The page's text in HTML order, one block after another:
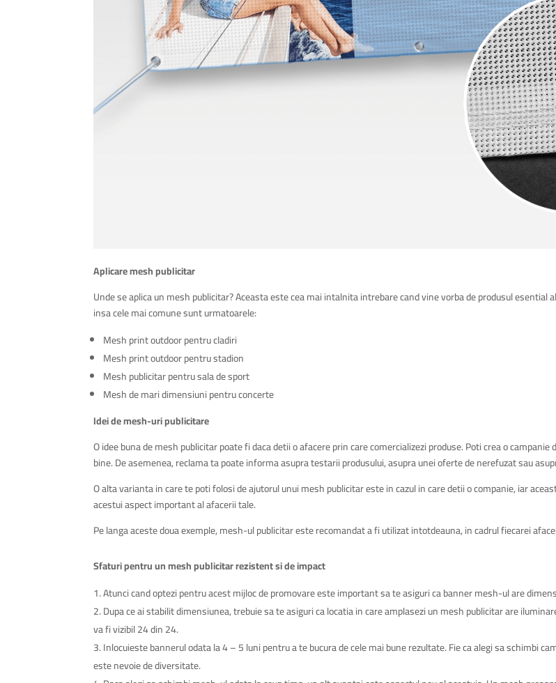
Aplicare mesh publicitar
Unde se aplica un mesh publicitar? Aceasta este cea mai intalnita intrebare cand vine vorba de produsul
insa cele mai comune sunt urmatoarele:
Mesh print outdoor pentru cladiri
Mesh print outdoor pentru stadion
Mesh publicitar pentru sala de sport
Mesh de mari dimensiuni pentru concerte
Idei de mesh-uri publicitare
O idee buna de mesh publicitar poate fi daca detii o afacere prin care comercializezi produse. Poti crea o
bine. De asemenea, reclama ta poate informa asupra testarii produsului, asupra unei oferte de nerefuzat sau
O alta varianta in care te poti folosi de ajutorul unui mesh publicitar este in cazul in care detii o companie, iar
acestui aspect important al afacerii tale.
Pe langa aceste doua exemple, mesh-ul publicitar este recomandat a fi utilizat intotdeauna, in cadrul fiecarei
Sfaturi pentru un mesh publicitar rezistent si de impact
Atunci cand optezi pentru acest mijloc de promovare este important sa te asiguri ca banner mesh-ul are
Dupa ce ai stabilit dimensiunea, trebuie sa te asiguri ca locatia in care amplasezi un mesh publicitar are
va fi vizibil 24 din 24.
Inlocuieste bannerul odata la 4 – 5 luni pentru a te bucura de cele mai bune rezultate. Fie ca alegi sa schimbi
este nevoie de diversitate.